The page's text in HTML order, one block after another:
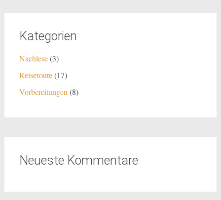
Kategorien
Nachlese(3)
Reiseroute(17)
Vorbereitungen (8)
Neueste Kommentare